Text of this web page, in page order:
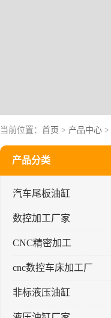
当前位置： 首页 > 产品中心 >
产品分类
汽车尾板油缸
数控加工厂家
CNC精密加工
cnc数控车床加工厂
非标液压油缸